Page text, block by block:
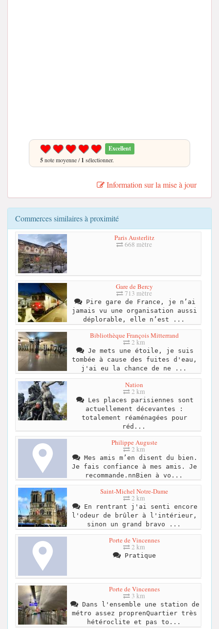
Excellent
5note moyenne /1 sélectionner.
Information sur la mise à jour
Commerces similaires à proximité
Paris Austerlitz
668 mètre
Gare de Bercy
713 mètre
Pire gare de France, je n’ai
jamais vu une organisation aussi
déplorable, elle n’est ...
Bibliothèque François Mitterrand
2 km
Je mets une étoile, je suis
tombée à cause des fuites d'eau,
j'ai eu la chance de ne ...
Nation
2 km
Les places parisiennes sont
actuellement décevantes :
totalement réaménagées pour
réd...
Philippe Auguste
2 km
Mes amis m’en disent du bien.
Je fais confiance à mes amis. Je
recommande.nnBien à vo...
Saint-Michel Notre-Dame
2 km
En rentrant j'ai senti encore
l'odeur de brûler à l'intérieur,
sinon un grand bravo ...
Porte de Vincennes
2 km
Pratique
Porte de Vincennes
3 km
Dans l'ensemble une station de
métro assez proprenQuartier très
hétéroclite et pas to...